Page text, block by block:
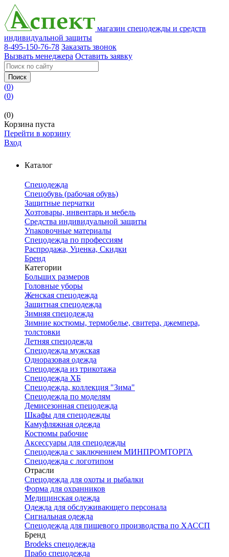
магазин спецодежды и средств
индивидуальной защиты
8-495-150-76-78 Заказать звонок
Вызвать менеджера Оставить заявку
Поиск
(0)
(0)
(0)
Корзина пуста
Перейти в корзину
Вход
Каталог
Спецодежда
Спецобувь (рабочая обувь)
Защитные перчатки
Хозтовары, инвентарь и мебель
Средства индивидуальной защиты
Упаковочные материалы
Спецодежда по профессиям
Распродажа, Уценка, Скидки
Бренд
Категории
Больших размеров
Головные уборы
Женская спецодежда
Защитная спецодежда
Зимняя спецодежда
Зимние костюмы, термобелье, свитера, джемпера,
толстовки
Летняя спецодежда
Спецодежда мужская
Одноразовая одежда
Спецодежда из трикотажа
Спецодежда ХБ
Спецодежда, коллекция "Зима"
Спецодежда по моделям
Демисезонная спецодежда
Шкафы для спецодежды
Камуфляжная одежда
Костюмы рабочие
Аксессуары для спецодежды
Спецодежда с заключением МИНПРОМТОРГА
Спецодежда с логотипом
Отрасли
Спецодежда для охоты и рыбалки
Форма для охранников
Медицинская одежда
Одежда для обслуживающего персонала
Сигнальная одежда
Спецодежда для пищевого производства по ХАССП
Бренд
Brodeks спецодежда
Прабо спецодежда